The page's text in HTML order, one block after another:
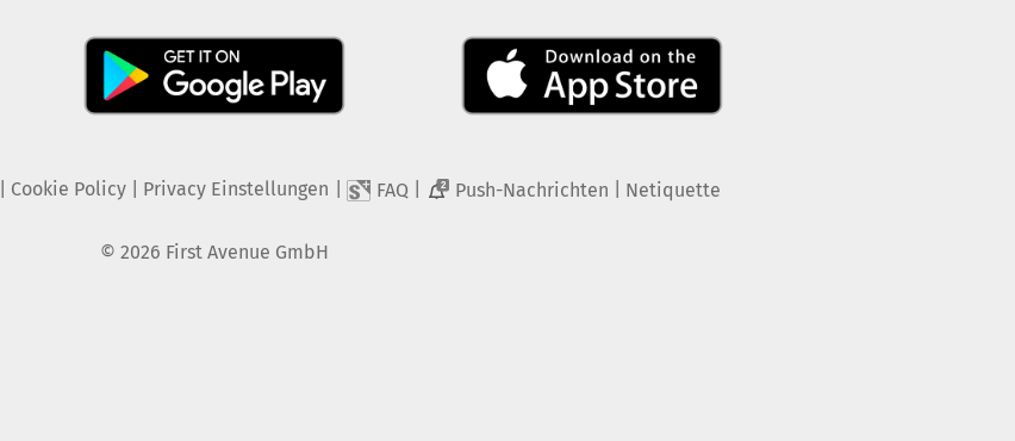
Cookie Policy| Privacy Einstellungen FAQ 2 Push-Nachrichten Netiquette
© 2026 First Avenue GmbH